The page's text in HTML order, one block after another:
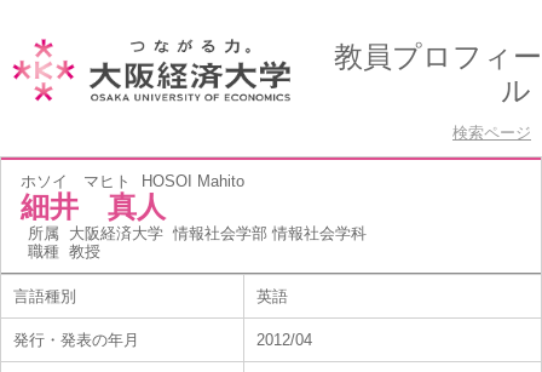
教員プロフィー
ル
検索ページ
ホソイ マヒト HOSOI Mahito
細井 真人
所属 大阪経済大学 情報社会学部 情報社会学科
職種 教授
言語種別 英語
発行・発表の年月 2012/04